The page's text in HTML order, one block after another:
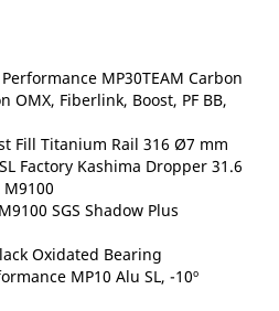
MP30TEAM Carbon
OMX, Fiberlink, Boost, PF BB,
Fill Titanium Rail 316 Ø7 mm
Factory Kashima Dropper 31.6
SGS Shadow Plus
Oxidated Bearing
MP10 Alu SL, -10º